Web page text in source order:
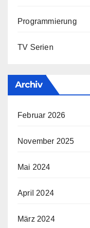
Programmierung
TV Serien
Archiv
Februar 2026
November 2025
Mai 2024
April 2024
März 2024